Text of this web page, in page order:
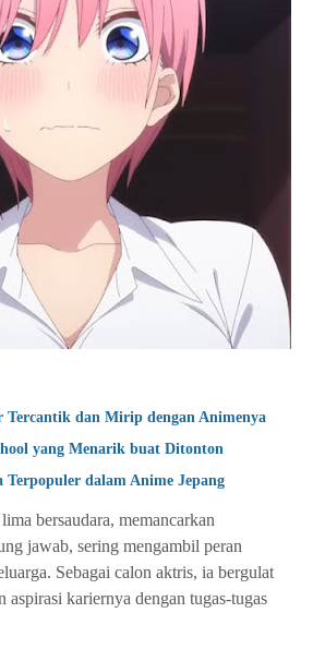
Tercantik dan Mirip dengan Animenya
yang Menarik buat Ditonton
dalam Anime Jepang
bersaudara, memancarkan
jawab, sering mengambil peran
Sebagai calon aktris, ia bergulat
aspirasi kariernya dengan tugas-tugas